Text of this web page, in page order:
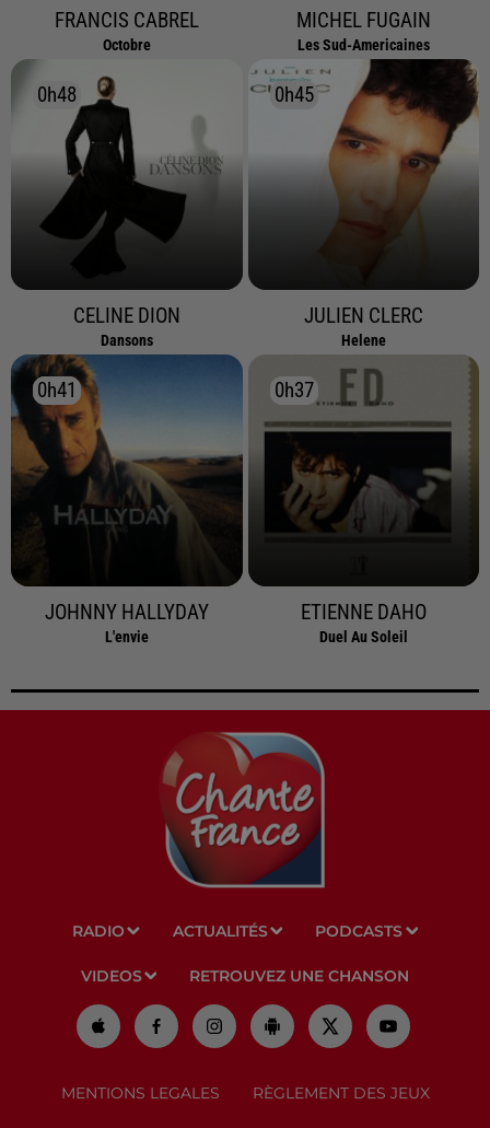
FRANCIS CABREL
Octobre
MICHEL FUGAIN
Les Sud-Americaines
0h48
0h48
CELINE DION
Dansons
0h45
0h45
JULIEN CLERC
Helene
0h41
0h41
JOHNNY HALLYDAY
L'envie
0h37
0h37
ETIENNE DAHO
Duel Au Soleil
RADIO ACTUALITÉS PODCASTS
VIDEOS RETROUVEZ UNE CHANSON
MENTIONS LEGALES RÈGLEMENT DES JEUX